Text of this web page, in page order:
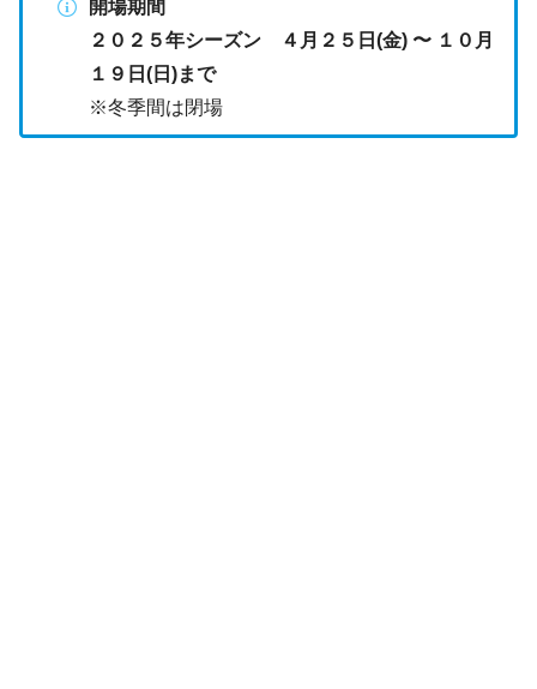
開場期間
２０２５年シーズン ４月２５日(金) 〜 １０月
１９日(日)まで
※冬季間は閉場